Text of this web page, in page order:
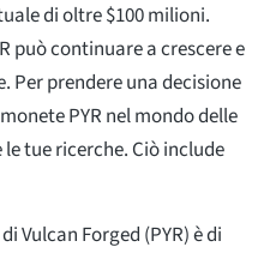
di oltre $100 milioni.
può continuare a crescere e
Per prendere una decisione
PYR nel mondo delle
tue ricerche. Ciò include
Vulcan Forged (PYR) è di